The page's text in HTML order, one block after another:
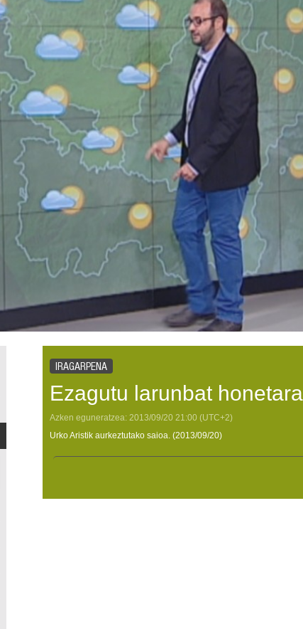
IRAGARPENA
Ezagutu larunbat
Azken eguneratzea: 2013/09/20 21:00 (UTC+2)
Urko Aristik aurkeztutako saioa. (2013/09/20)